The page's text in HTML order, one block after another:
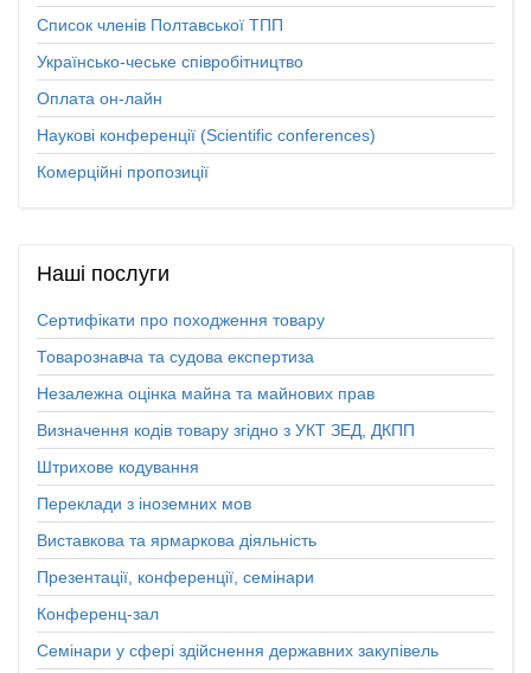
Список членів Полтавської ТПП
Українсько-чеське співробітництво
Оплата он-лайн
Наукові конференції (Scientific conferences)
Комерційні пропозиції
Наші послуги
Сертифікати про походження товару
Товарознавча та судова експертиза
Незалежна оцінка майна та майнових прав
Визначення кодів товару згідно з УКТ ЗЕД, ДКПП
Штрихове кодування
Переклади з іноземних мов
Виставкова та ярмаркова діяльність
Презентації, конференції, семінари
Конференц-зал
Семінари у сфері здійснення державних закупівель